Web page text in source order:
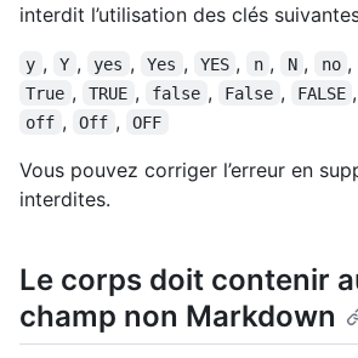
interdit l’utilisation des clés
y , Y , yes , Yes , YES , n , N , no ,
True , TRUE , false , False , FALSE ,
off , Off , OFF
Vous pouvez corriger l’erreur en
interdites.
Le corps doit contenir
champ non Markdown